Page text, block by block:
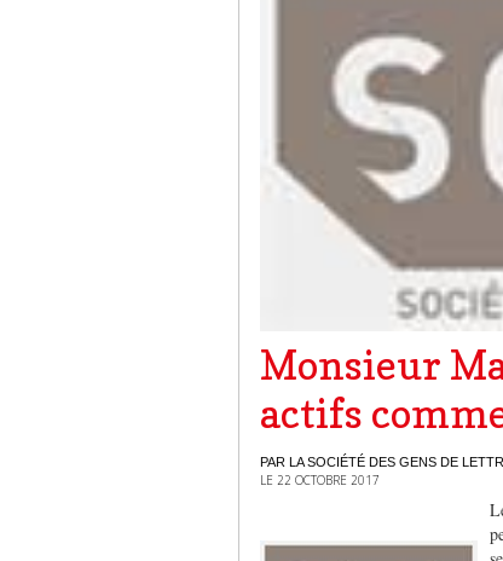
Monsieur
actifs
PAR LA SOCIÉTÉ DES GENS DE
LE 22 OCTOBRE 2017